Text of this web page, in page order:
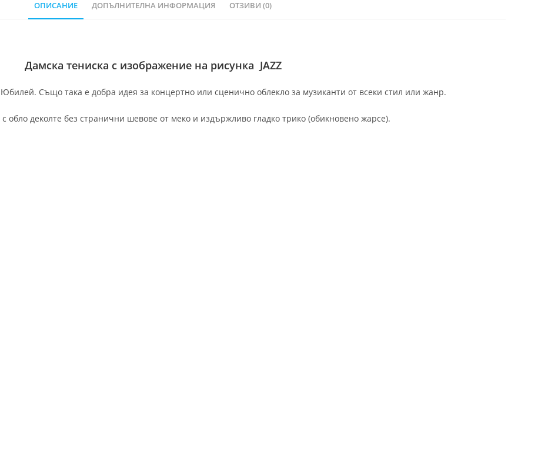
ОПИСАНИЕ ДОПЪЛНИТЕЛНА ИНФОРМАЦИЯ ОТЗИВИ (0)
Дамска тениска с изображение на рисунка JAZZ
Също така е добра идея за концертно или сценично облекло за музиканти от всеки стил или жанр.
обло деколте без странични шевове от меко и издържливо гладко трико (обикновено жарсе).